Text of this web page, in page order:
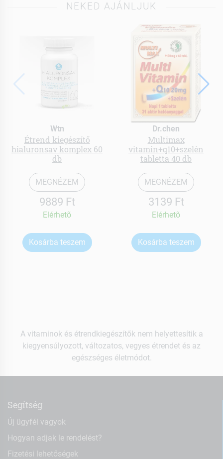
NEKED AJÁNLJUK
Wtn
Étrend kiegészítő
hialuronsav komplex 60
db
MEGNÉZEM
9889 Ft
Elérhetõ
Kosárba teszem
Dr.chen
Multimax
vitamin+q10+szelén
tabletta 40 db
MEGNÉZEM
3139 Ft
Elérhetõ
Kosárba teszem
A vitaminok és étrendkiegészítők nem helyettesítik a
kiegyensúlyozott, változatos, vegyes étrendet és az
egészséges életmódot.
Segítség
Új ügyfél vagyok
Hogyan adjak le rendelést?
Fizetési lehetőségek